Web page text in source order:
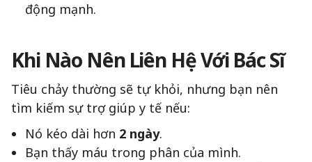
động mạnh.
Khi Nào Nên Liên Hệ Với Bác Sĩ
Tiêu chảy thường sẽ tự khỏi, nhưng bạn nên
tìm kiếm sự trợ giúp y tế nếu:
Nó kéo dài hơn 2 ngày.
Bạn thấy máu trong phân của mình.